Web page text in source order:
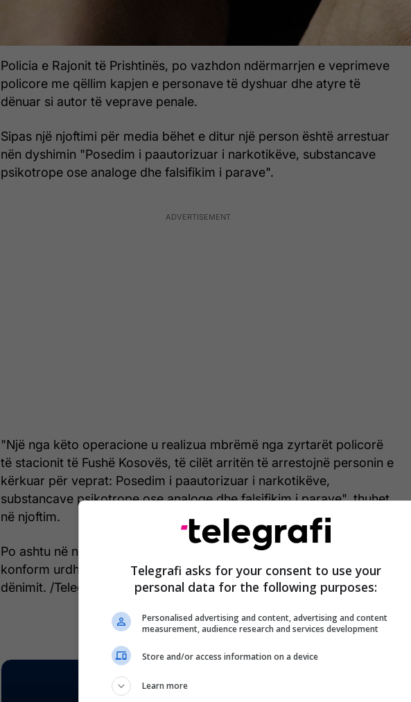
Policia e Rajonit të Prishtinës, po vazhdon ndërmarrjen e veprimeve
policore me qëllim kapjen e personave të dyshuar dhe atyre të
dënuar si autor të veprave penale.
Sipas një njoftimi për media bëhet e ditur një person është arrestuar
nën dyshimin "Posedim i paautorizuar i narkotikëve, substancave
psikotrope ose analoge dhe falsifikim i parave".
"Një nga këto operacione u realizua mbrëmë nga zyrtarët policorë
të stacionit të Fushë Kosovës, të cilët arritën të arrestojnë personin e
kërkuar për veprat: Posedim i paautorizuar i narkotikëve,
substancave psikotrope ose analoge dhe falsifikim i parave", thuhet
në njoftim.
Po ashtu në njoftim thuhet se i dyshuari me inicialet A.S, i cili
konform urdhëresave të gjykatës, është dërguar në vuajtje të
dënimit. /Telegrafi/
Telegrafi asks for your consent to use your
personal data for the following purposes:
Personalised advertising and content, advertising and content
measurement, audience research and services development
Store and/or access information on a device
Learn more